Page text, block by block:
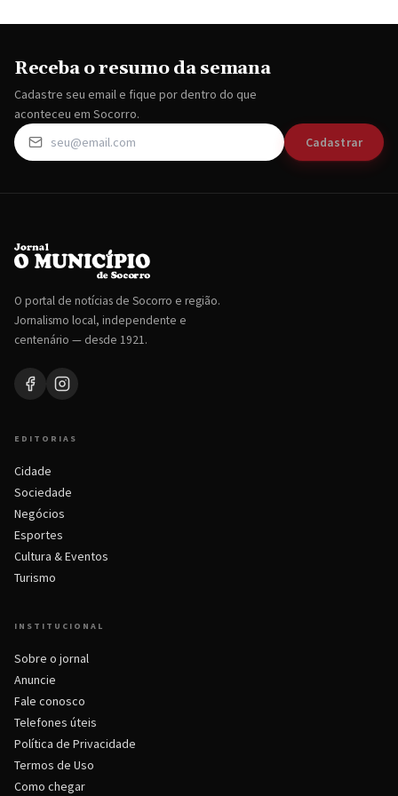
Receba o resumo da semana
Cadastre seu email e fique por dentro do que
aconteceu em Socorro.
Cadastrar
O portal de notícias de Socorro e região.
Jornalismo local, independente e
centenário — desde 1921.
EDITORIAS
Cidade
Sociedade
Negócios
Esportes
Cultura & Eventos
Turismo
INSTITUCIONAL
Sobre o jornal
Anuncie
Fale conosco
Telefones úteis
Política de Privacidade
Termos de Uso
Como chegar